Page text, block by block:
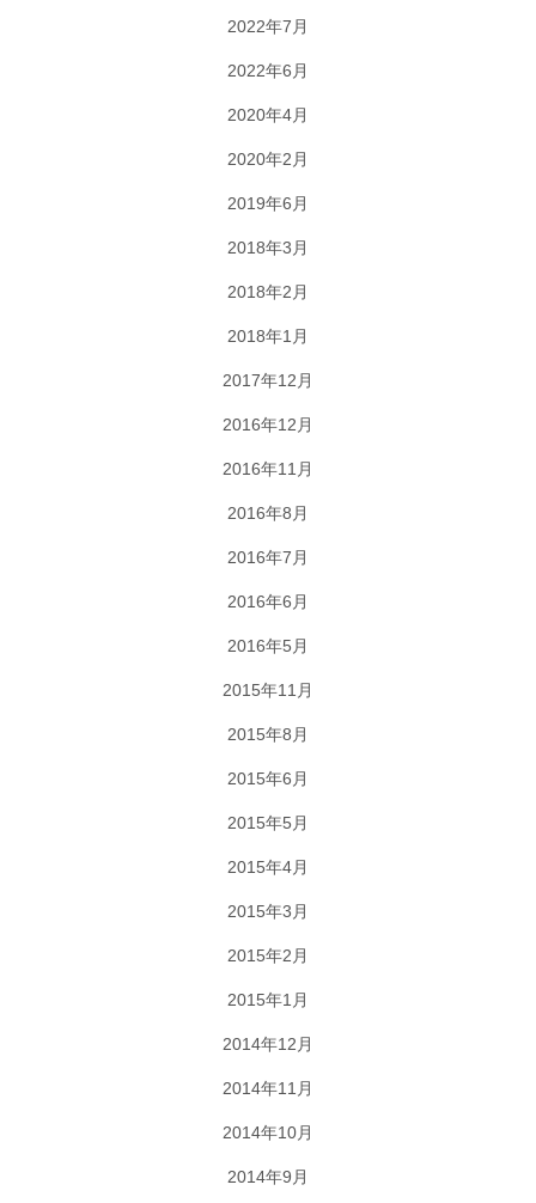
2022年7月
2022年6月
2020年4月
2020年2月
2019年6月
2018年3月
2018年2月
2018年1月
2017年12月
2016年12月
2016年11月
2016年8月
2016年7月
2016年6月
2016年5月
2015年11月
2015年8月
2015年6月
2015年5月
2015年4月
2015年3月
2015年2月
2015年1月
2014年12月
2014年11月
2014年10月
2014年9月